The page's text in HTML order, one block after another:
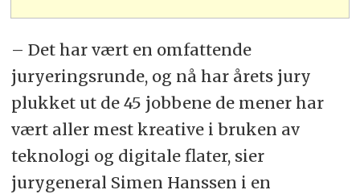
– Det har vært en omfattende
juryeringsrunde, og nå har årets jury
plukket ut de 45 jobbene de mener har
vært aller mest kreative i bruken av
teknologi og digitale flater, sier
jurygeneral Simen Hanssen i en